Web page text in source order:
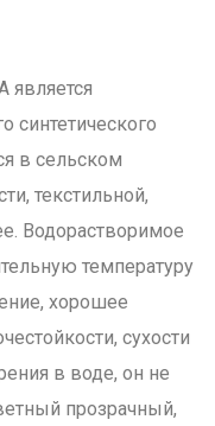
является
синтетического
в сельском
текстильной,
Водорастворимое
температуру
хорошее
сухости
в воде, он не
прозрачный,